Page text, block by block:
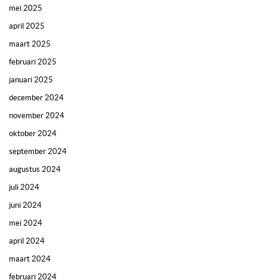
mei 2025
april 2025
maart 2025
februari 2025
januari 2025
december 2024
november 2024
oktober 2024
september 2024
augustus 2024
juli 2024
juni 2024
mei 2024
april 2024
maart 2024
februari 2024